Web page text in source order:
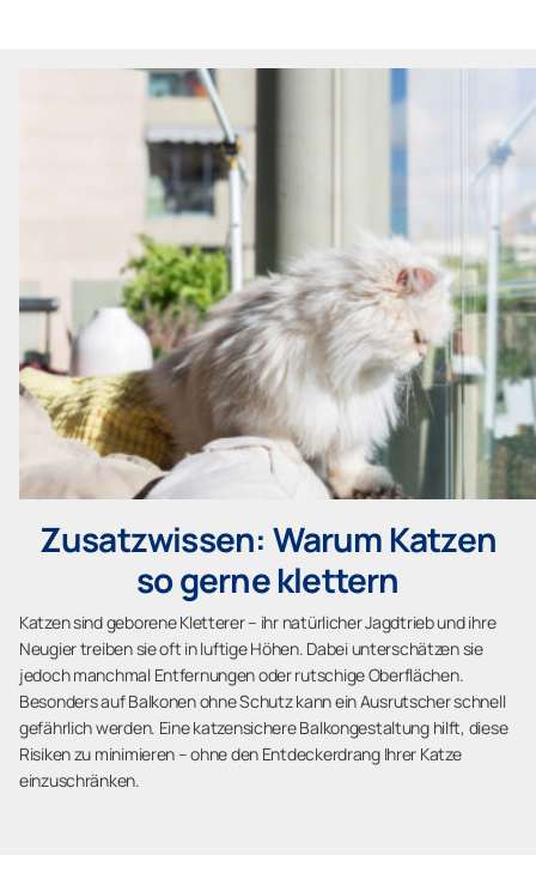
Zusatzwissen: Warum Katzen
so gerne klettern
Katzen sind geborene Kletterer – ihr natürlicher Jagdtrieb und ihre
Neugier treiben sie oft in luftige Höhen. Dabei unterschätzen sie
jedoch manchmal Entfernungen oder rutschige Oberflächen.
Besonders auf Balkonen ohne Schutz kann ein Ausrutscher schnell
gefährlich werden. Eine katzensichere Balkongestaltung hilft, diese
Risiken zu minimieren – ohne den Entdeckerdrang Ihrer Katze
einzuschränken.